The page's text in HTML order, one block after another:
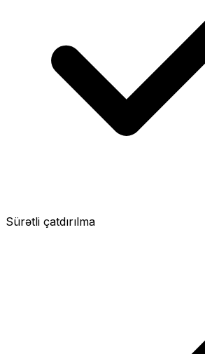
Sürətli çatdırılma